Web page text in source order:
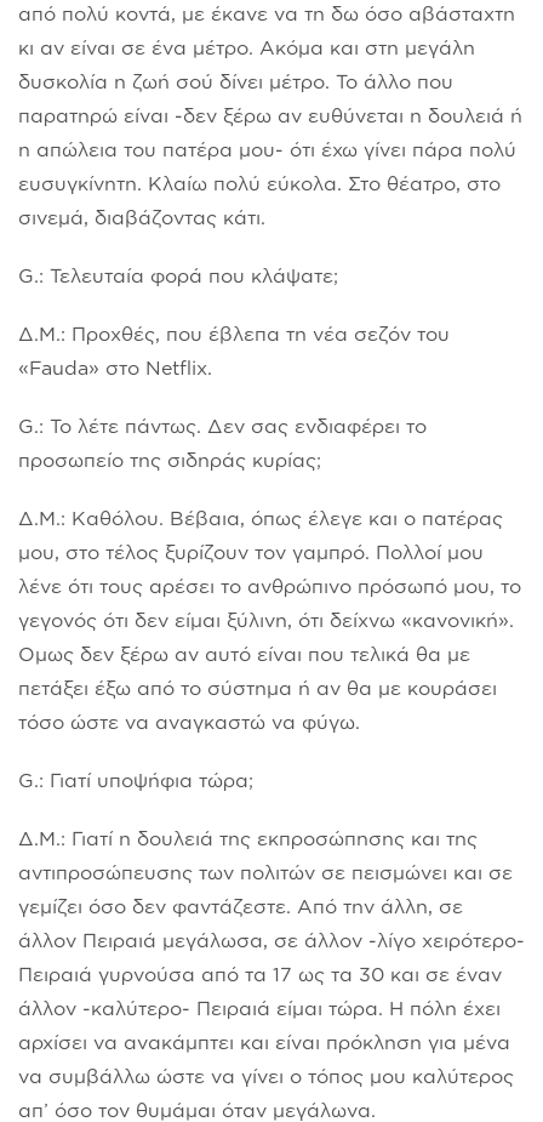
από πολύ κοντά, με έκανε να τη δω όσο αβάσταχτη
κι αν είναι σε ένα μέτρο. Ακόμα και στη μεγάλη
δυσκολία η ζωή σού δίνει μέτρο. Το άλλο που
παρατηρώ είναι -δεν ξέρω αν ευθύνεται η δουλειά ή
η απώλεια του πατέρα μου- ότι έχω γίνει πάρα πολύ
ευσυγκίνητη. Κλαίω πολύ εύκολα. Στο θέατρο, στο
σινεμά, διαβάζοντας κάτι.
G.: Τελευταία φορά που κλάψατε;
Δ.Μ.: Προχθές, που έβλεπα τη νέα σεζόν του
«Fauda» στο Netflix.
G.: Το λέτε πάντως. Δεν σας ενδιαφέρει το
προσωπείο της σιδηράς κυρίας;
Δ.Μ.: Καθόλου. Βέβαια, όπως έλεγε και ο πατέρας
μου, στο τέλος ξυρίζουν τον γαμπρό. Πολλοί μου
λένε ότι τους αρέσει το ανθρώπινο πρόσωπό μου, το
γεγονός ότι δεν είμαι ξύλινη, ότι δείχνω «κανονική».
Ομως δεν ξέρω αν αυτό είναι που τελικά θα με
πετάξει έξω από το σύστημα ή αν θα με κουράσει
τόσο ώστε να αναγκαστώ να φύγω.
G.: Γιατί υποψήφια τώρα;
Δ.Μ.: Γιατί η δουλειά της εκπροσώπησης και της
αντιπροσώπευσης των πολιτών σε πεισμώνει και σε
γεμίζει όσο δεν φαντάζεστε. Από την άλλη, σε
άλλον Πειραιά μεγάλωσα, σε άλλον -λίγο χειρότερο-
Πειραιά γυρνούσα από τα 17 ως τα 30 και σε έναν
άλλον -καλύτερο- Πειραιά είμαι τώρα. Η πόλη έχει
αρχίσει να ανακάμπτει και είναι πρόκληση για μένα
να συμβάλλω ώστε να γίνει ο τόπος μου καλύτερος
απ’ όσο τον θυμάμαι όταν μεγάλωνα.